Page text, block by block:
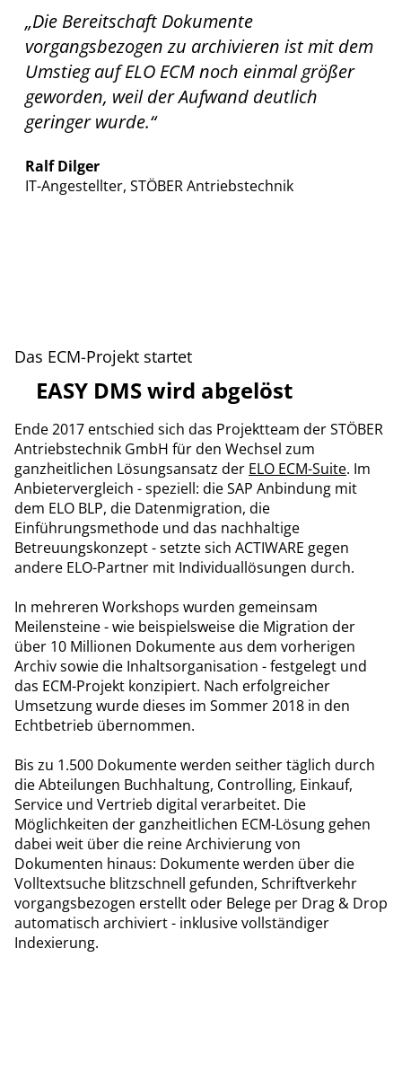
„Die Bereitschaft Dokumente
vorgangsbezogen zu archivieren ist mit dem
Umstieg auf ELO ECM noch einmal größer
geworden, weil der Aufwand deutlich
geringer wurde.“
Ralf Dilger
IT-Angestellter, STÖBER Antriebstechnik
Das ECM-Projekt startet
EASY DMS wird abgelöst
Ende 2017 entschied sich das Projektteam der STÖBER
Antriebstechnik GmbH für den Wechsel zum
ganzheitlichen Lösungsansatz der ELO ECM-Suite. Im
Anbietervergleich - speziell: die SAP Anbindung mit
dem ELO BLP, die Datenmigration, die
Einführungsmethode und das nachhaltige
Betreuungskonzept - setzte sich ACTIWARE gegen
andere ELO-Partner mit Individuallösungen durch.
In mehreren Workshops wurden gemeinsam
Meilensteine - wie beispielsweise die Migration der
über 10 Millionen Dokumente aus dem vorherigen
Archiv sowie die Inhaltsorganisation - festgelegt und
das ECM-Projekt konzipiert. Nach erfolgreicher
Umsetzung wurde dieses im Sommer 2018 in den
Echtbetrieb übernommen.
Bis zu 1.500 Dokumente werden seither täglich durch
die Abteilungen Buchhaltung, Controlling, Einkauf,
Service und Vertrieb digital verarbeitet. Die
Möglichkeiten der ganzheitlichen ECM-Lösung gehen
dabei weit über die reine Archivierung von
Dokumenten hinaus: Dokumente werden über die
Volltextsuche blitzschnell gefunden, Schriftverkehr
vorgangsbezogen erstellt oder Belege per Drag & Drop
automatisch archiviert - inklusive vollständiger
Indexierung.